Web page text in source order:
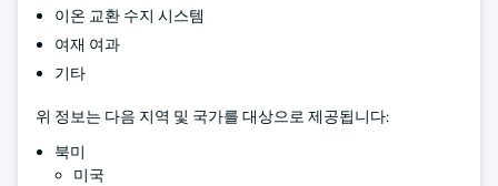
이온 교환 수지 시스템
여재 여과
기타
위 정보는 다음 지역 및 국가를 대상으로 제공됩니다:
북미
미국